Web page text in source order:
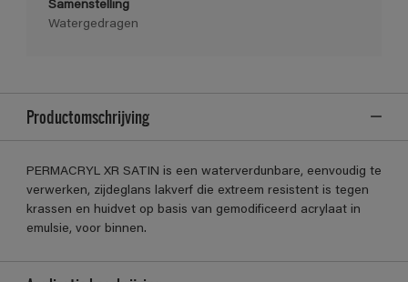
Samenstelling
Watergedragen
Productomschrijving
PERMACRYL XR SATIN is een waterverdunbare, eenvoudig te
verwerken, zijdeglans lakverf die extreem resistent is tegen
krassen en huidvet op basis van gemodificeerd acrylaat in
emulsie, voor binnen.